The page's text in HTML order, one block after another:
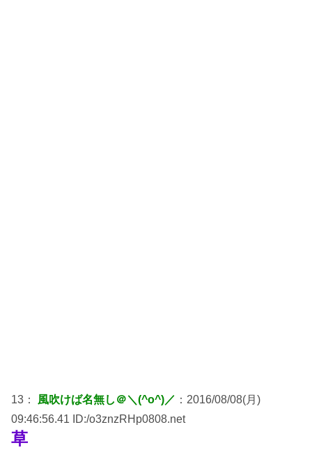
13： 風吹けば名無し＠＼(^o^)／ ：2016/08/08(月)
09:46:56.41 ID:/o3znzRHp0808.net
草